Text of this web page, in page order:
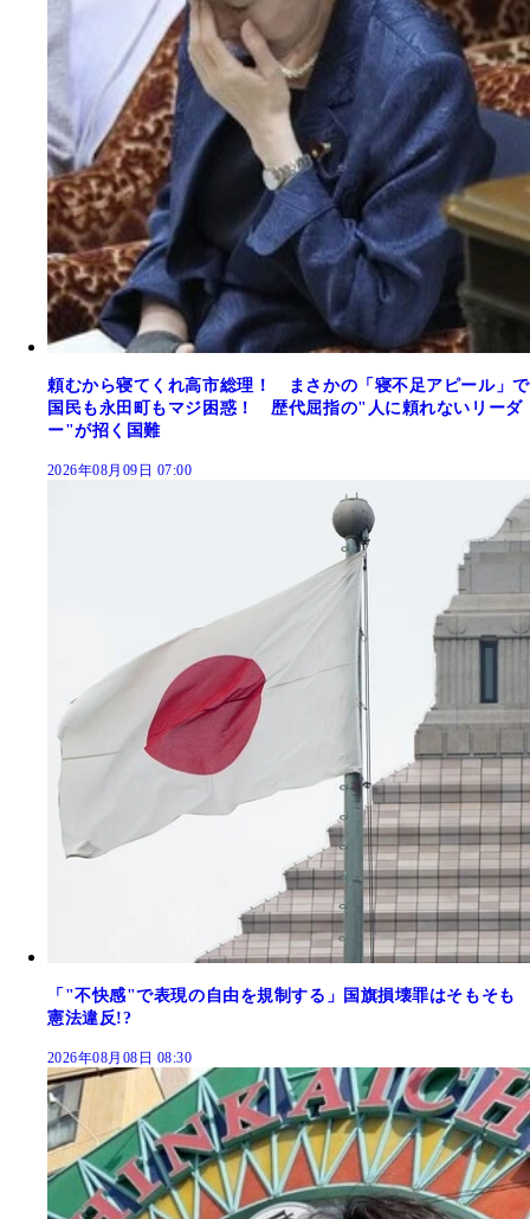
頼むから寝てくれ高市総理！ まさかの「寝不足アピール」で
国民も永田町もマジ困惑！ 歴代屈指の"人に頼れないリーダ
ー"が招く国難
2026年08月09日 07:00
「"不快感"で表現の自由を規制する」国旗損壊罪はそもそも
憲法違反!?
2026年08月08日 08:30